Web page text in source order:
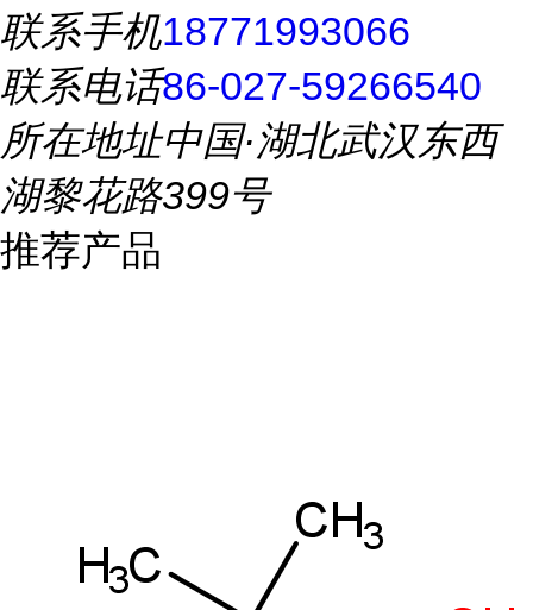
联系手机18771993066
联系电话86-027-59266540
所在地址中国·湖北武汉东西
湖黎花路399号
推荐产品